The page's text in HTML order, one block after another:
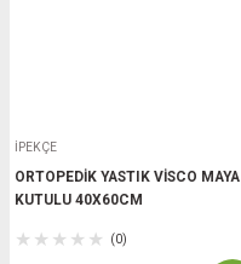
İPEKÇE
ORTOPEDİK YASTIK VİSCO MAYA
KUTULU 40X60CM
(0)